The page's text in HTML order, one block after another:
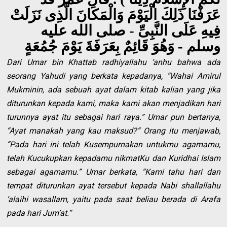
عَرَفْنَا ذَلِكَ الْيَوْمَ وَالْمَكَانَ الَّذِى نَزَلَتْ
فِيهِ عَلَى النَّبِىِّ - صلى الله عليه
وسلم - وَهُوَ قَائِمٌ بِعَرَفَةَ يَوْمَ جُمُعَةٍ
Dari Umar bin Khattab radhiyallahu ‘anhu bahwa ada
seorang Yahudi yang berkata kepadanya, “Wahai Amirul
Mukminin, ada sebuah ayat dalam kitab kalian yang jika
diturunkan kepada kami, maka kami akan menjadikan hari
turunnya ayat itu sebagai hari raya.” Umar pun bertanya,
“Ayat manakah yang kau maksud?” Orang itu menjawab,
“Pada hari ini telah Kusempurnakan untukmu agamamu,
telah Kucukupkan kepadamu nikmatKu dan Kuridhai Islam
sebagai agamamu.” Umar berkata, “Kami tahu hari dan
tempat diturunkan ayat tersebut kepada Nabi shallallahu
‘alaihi wasallam, yaitu pada saat beliau berada di Arafa
pada hari Jum’at.”